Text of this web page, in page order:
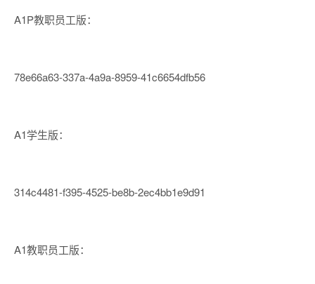
A1P教职员工版：
78e66a63-337a-4a9a-8959-41c6654dfb56
A1学生版：
314c4481-f395-4525-be8b-2ec4bb1e9d91
A1教职员工版：